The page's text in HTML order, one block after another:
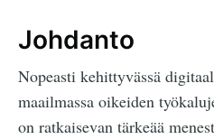
Johdanto
Nopeasti kehittyvässä
maailmassa oikeiden
on ratkaisevan tärkeää